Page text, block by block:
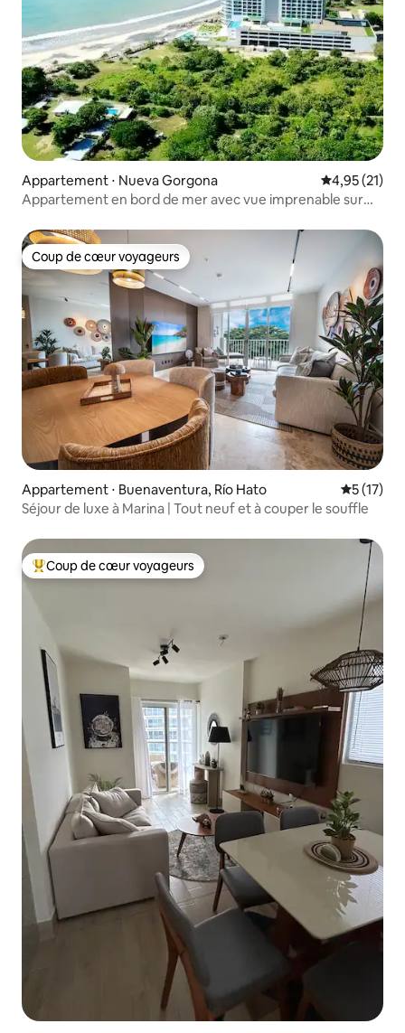
Appartement ⋅ Nueva Gorgona Évaluation
4,95 (21)
Appartement en bord de mer avec vue imprenable sur
Coup de cœur voyageurs
Coup de cœur voyageurs
Appartement ⋅ Buenaventura, Río Hato
5 (17)
Séjour de luxe à Marina | Tout neuf et à couper le souffle
Coups de cœur voyageurs les plus appréciés
Coup de cœur voyageurs